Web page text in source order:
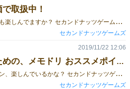
取扱中！
ゲ
ームマーケット、オンラインでも楽しんでますか？ セカンドナッツゲームズの にだんかい です。 メモリードリフターズ、縮めてメモドリが、特別価格で手に入るチャンス！ アークライトの通販サイトなら、メモドリが イベント特別価格 3,980円！ メモドリとは？ メモリードリフターズ（Memory Drifters）は、 テキサスホールデムを大胆にアレンジしたハイスピード幻想ポーカーです。 ・手札の2枚と場の4枚を組み合わせて、役の強さを競う ・勝つと、みんなが賭けた宝石を総取り ・これを繰り返し、最後まで1つ以上の宝石を持ち続けた人の勝ち というのが基本的なルールです。 そこに イベントカード と呼ばれる特殊能力が加わります。 イベントカードを使うことで・・・ ・自分だけ手札を引き直して強い役を狙う！ ・場札を変化させて相手の狙いを崩す！ などといったことができます。 あなたは不思議な世界のポーカー勝負を制し、 元の世界に生還することができるでしょうか？ メモドリをもっと知りたい！ 以下の記事もあわせてご覧ください！ ・ポーカー初心者のための、メモドリ おススメポイント！ ・ポーカープレイヤーのための、メモドリ おススメポイント！ ・フレーバー重視のキミへの、メモドリ おススメポイント！ どこで手に入るの？ アークライトの通販サイトなら、メモドリが イベント特別価格 3,980円！ 委託販売の通常価格は4,980円前後ですので、およそ20% OFF。 この機会にぜひ、メモドリを手に取っていただけたらうれしいです！
セカンドナッツゲームズ
ポーカープレイヤーのための、メモドリ おススメポイント！
や
あ！ゲームマーケットオンライン、楽しんでいるかな？ セカンドナッツゲームズの開発チーム、二段階直進だ！ Memory Drifters はポーカーをもとにして作ったゲームだから、 今回は「俺はポーカープレイヤーだぜ！」という人に向けて、Memory Drifters の魅力を伝えていくぞ！ これを読んでメモドリが気になったら、ぜひポーカーの合間にポーカー仲間とメモドリを楽しんでほしい。 ポーカー用語寄りに書いていくから、最初の段落を見て意味が分からなかったら 雰囲気で感じるか「ほぇーこんな世界があるんだー」ぐらいに流して、↓の好きな方を読んでくれ！ ・ポーカー初心者のための、メモドリ おススメポイント！ ・フレーバー重視のキミへの、メモドリ おススメポイント！ それじゃ、いくぜ！ なんでもディスティニードロー！！ Memory Drifers は、 テキサスホールデムのシングルテーブルトーナメントをアレンジしたゲームだ。 ストラクチャーっぽく書くとこうなる。 ・スタートチップ10点 ・ブラインドは無し。かわりに最初からアンティ1。 ・アンティを集めた後、ポットの1/2（切り捨て）をレーキ ・時間でブラインドやアンティが増えることはない。かわりに誰かが飛ぶごとにアンティが1増加する。 ・プリフロップおよびターンはベットラウンドを行わない。 ・ベット額は固定で、レイズはできない。フロップでは1。リバーでは2。 ・特殊デッキを使用し、専用のハンドランク表を用いる。 これでだいたい分かった君は、ポーカーとメモドリの天才かもしれない。 「…なるほど、わからん」と感じたとしても大丈夫。順を追って紹介していこう。 まずはチップの扱いについてだ。 ・スタートチップ10点 メモドリでは、記憶のかけらと呼ばれる宝石がチップだ。 ・ブラインドは無し。かわりに最初からアンティ1。 ・アンティを集めた後、ポットの1/2（切り捨て）をレーキ ハンドを始める前に「記憶喪失レート」としてアンティ（参加料）を集める。 そして集まった記憶のかけらの半分が自然消滅してしまう…！ ・時間でブラインドやアンティが増えることはない。かわりに誰かが飛ぶごとにアンティが1増加する。 誰かが飛ぶごとに「記憶喪失レート」が上がっていく。 このおかげで、ゲームが大きく加速していくぞ。 次はハンドの進行についてだ。 これを紹介するにはまず特殊デッキがどんなものか知る必要がある。 6スート、6ランク。計36枚のメモドリ専用デッキ、「記憶カード」だ！ ・プリフロップおよびターンはベットラウンドを行わない。 最初のベットラウンドはこの状態からだ。そして、次の状態は・・・ こうなる。 ・特殊デッキを使用し、専用のハンドランク表を用いる。 ハンドランクはこのようになっている。 フラッシュが最強なのと、ディスティニーペアがあることを除けばポーカーとほぼ同じだ。 ディスティニーペアというのは2スートでできたツーペア。メモドリ特有の役だ。 ここでお気付きだろうか。 手札がどんな2枚であろうとも、あと2枚噛み合えばディスティニーペアができる。 全てのハンドが、ディスティニーペアドローだよ！やったね！ 順番が前後するが、次は ・ベット額は固定で、レイズはできない。フロップでは1。リバーでは2。 ポーカーの場合、レイズして掛け金を吊り上げるか、チェックまたはコールで様子を見るか、勝負から降りるかの3択が常にあった。 メモドリでは、フロップ相当では1点払うか降りるか/リバー相当では2点払うか降りるか の2択だ。 「えーっ！ブラフできないじゃん！！」 その通り。メモドリではレイズによるブラフはできない。 そのかわり、イベントカードと呼ばれるカードがハンドとは別に配られる。 イベントカードを使えば・・・ 他のプレイヤーのハンドを1枚のぞき見！ハンドを途中で強化！ 「イベントカードなど使ってんじゃねぇ！！」 など・・・ ポーカーの常識にとらわれない多彩な動きが可能だ。 大枠はこんなところだ。 2~6人と幅広い人数で遊べるうえ、ポーカートーナメントと比べれば圧倒的に短い時間で決着がつく。 ポーカートーナメントでバッドビートを食らって飛んでしまったときは、 気分転換にメモドリでハチャメチャなポーカーをして笑い飛ばそう！ Memory Drifters は、いくつかの通販サイトや店舗で委託販売中だ。 さらに今なら、アークライトの通販サイトで買うと イベント特別価格 3,980円で「メモドリ」が手に入るぞ！ お見逃しなく！
2019/11/22 12:06
セカンドナッツゲームズ